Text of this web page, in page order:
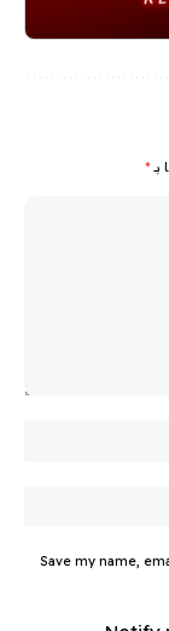
*
Save my name,